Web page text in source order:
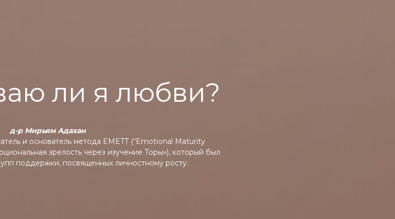
ли я любви?
д-р Мирьям Адахан
и основатель метода EMETT (“Emotional Maturity
зрелость через изучение Торы»), который был
поддержки, посвященных личностному росту.